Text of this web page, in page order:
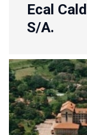
Ecal
S/A.